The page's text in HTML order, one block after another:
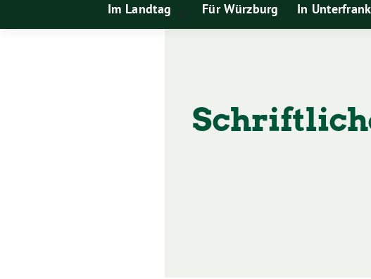
Im Landtag
Für Würzburg In